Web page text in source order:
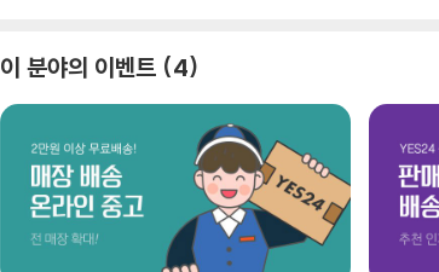
이 분야의 이벤트 4